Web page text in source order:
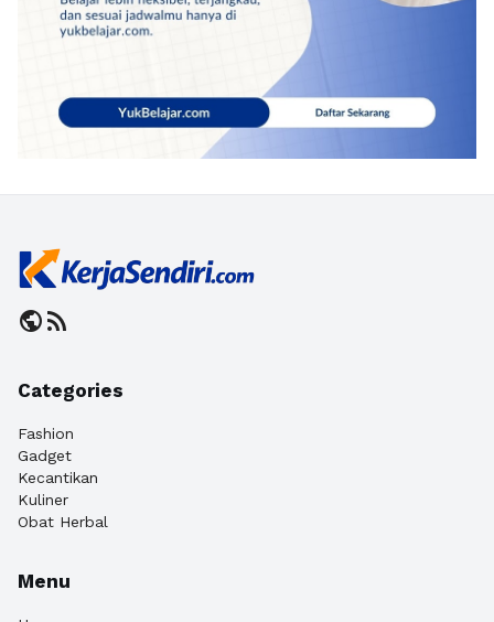
publicrss_feed
Categories
Fashion
Gadget
Kecantikan
Kuliner
Obat Herbal
Menu